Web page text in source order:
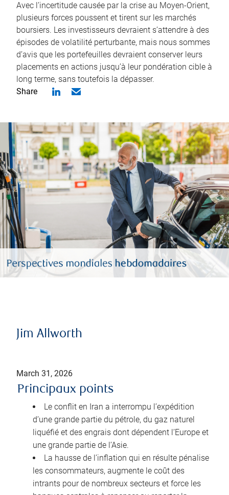
Avec l’incertitude causée par la crise au Moyen-Orient,
plusieurs forces poussent et tirent sur les marchés
boursiers. Les investisseurs devraient s’attendre à des
épisodes de volatilité perturbante, mais nous sommes
d’avis que les portefeuilles devraient conserver leurs
placements en actions jusqu’à leur pondération cible à
long terme, sans toutefois la dépasser.
Share
Jim Allworth
March 31, 2026
Principaux points
Le conflit en Iran a interrompu l’expédition
d’une grande partie du pétrole, du gaz naturel
liquéfié et des engrais dont dépendent l’Europe et
une grande partie de l’Asie.
La hausse de l’inflation qui en résulte pénalise
les consommateurs, augmente le coût des
intrants pour de nombreux secteurs et force les